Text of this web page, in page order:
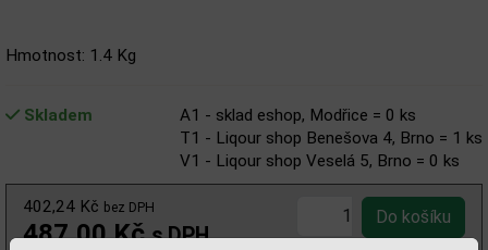
Hmotnost: 1.4 Kg
Skladem
A1 - sklad eshop, Modřice = 0 ks
T1 - Liqour shop Benešova 4, Brno = 1 ks
V1 - Liqour shop Veselá 5, Brno = 0 ks
402,24 Kč bez DPH
487,00 Kčs DPH